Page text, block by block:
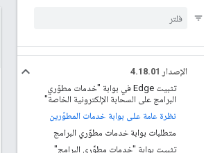
الإصدار 4 .18.01
تثبيت Edge في بوابة "خدمات مطوّري
البرامج على السحابة الإلكترونية الخاصة"
نظرة عامة على بوابة خدمات المطوّرين
متطلبات بوابة خدمات مطوّري البرامج
تثبيت بوابة "خدمات مطوِّري البرامج"